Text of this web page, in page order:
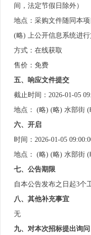
间，法定节假日除外）
地点：采购文件随同本
(略) 上公开信息系统进
方式：在线获取
售价：免费
五、响应文件提交
截止时间：2026-01-05
地点： (略) (略) 水部街 (
六、开启
时间：2026-01-05
地点： (略) (略) 水部街 (
七、公告期限
自本公告发布之日起3个
八、其他补充事宜
无
九、对本次招标提出询问